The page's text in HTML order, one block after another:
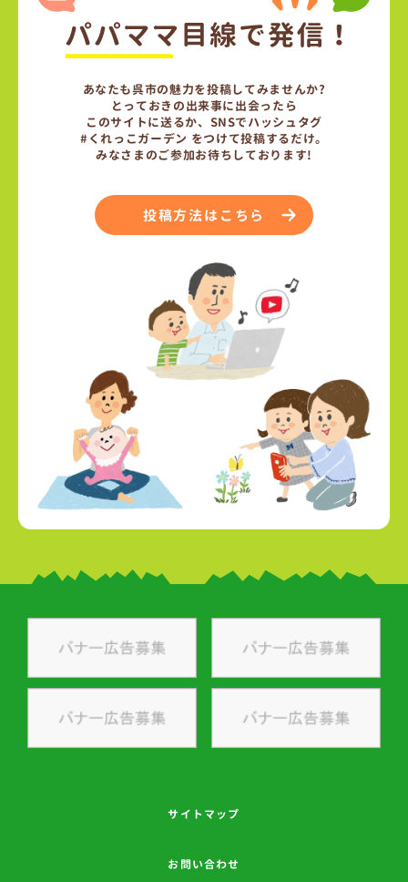
あなたも呉市の魅力を投稿してみませんか?
とっておきの出来事に出会ったら
このサイトに送るか、SNSでハッシュタグ
#くれっこガーデン をつけて投稿するだけ。
みなさまのご参加お待ちしております!
投稿方法はこちら
サイトマップ
お問い合わせ